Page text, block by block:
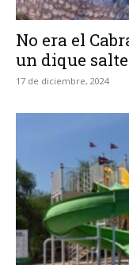
No era el
un dique
17 de diciembre, 2024